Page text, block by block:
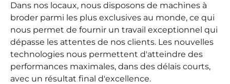
Dans nos locaux, nous disposons de machines à
broder parmi les plus exclusives au monde, ce qui
nous permet de fournir un travail exceptionnel qui
dépasse les attentes de nos clients. Les nouvelles
technologies nous permettent d'atteindre des
performances maximales, dans des délais courts,
avec un résultat final d'excellence.